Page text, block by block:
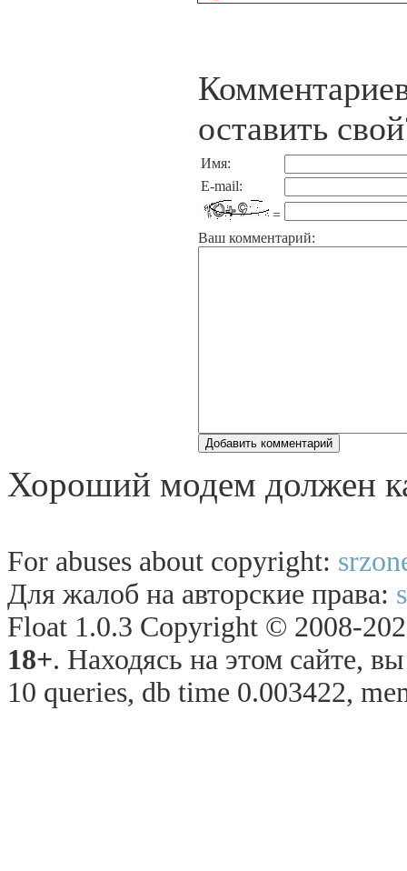
оставить
Имя:
E-mail:
=
Ваш комментарий:
Хороший модем должен
For abuses about copyright:
Для жалоб на авторские права:
Float 1.0.3 Copyright © 2008-
18+. Находясь на этом сайте,
10 queries, db time 0.003422,